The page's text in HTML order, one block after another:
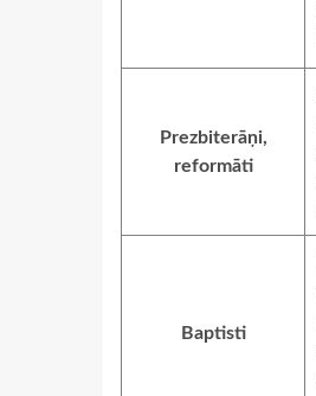
Prezbiterāņi,
reformāti
Baptisti